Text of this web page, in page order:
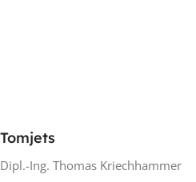
Tomjets
Dipl.-Ing. Thomas Kriechhammer